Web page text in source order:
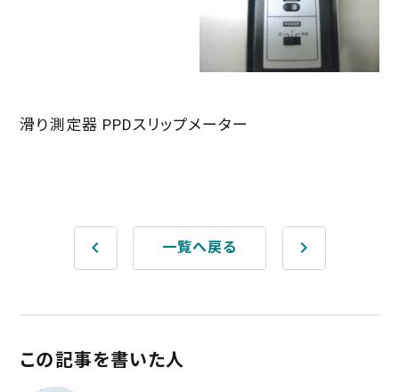
滑り測定器 PPDスリップメーター
keyboard_arrow_left 一覧へ戻る keyboard_arrow_right
この記事を書いた人